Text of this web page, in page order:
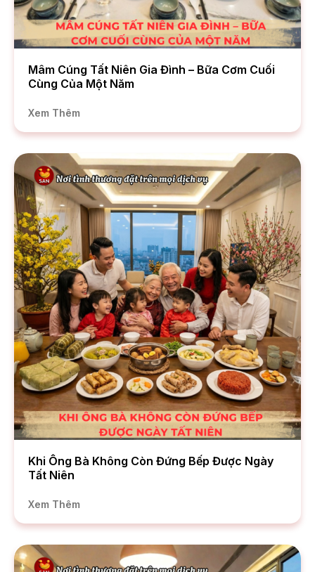
Mâm Cúng Tất Niên Gia Đình – Bữa Cơm Cuối
Cùng Của Một Năm
Xem Thêm
Khi Ông Bà Không Còn Đứng Bếp Được Ngày
Tất Niên
Xem Thêm